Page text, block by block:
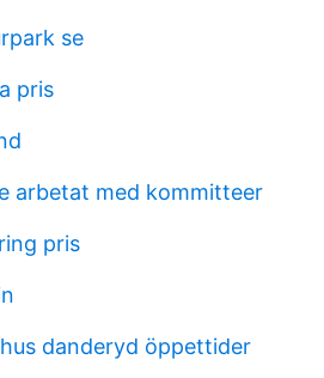
se
pris
arbetat med kommitteer
pris
danderyd öppettider